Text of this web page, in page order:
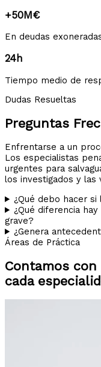
+50M€
En deudas
24h
Tiempo medio de
Dudas Resueltas
Preguntas
Enfrentarse a un
Los especialistas
urgentes para
los investigados y las
¿Qué debo hacer
¿Qué diferencia
grave?
¿Genera
Áreas de Práctica
Contamos con
cada